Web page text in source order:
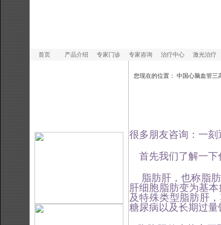
首页 产品介绍 专家门诊 专家咨询 治疗中心 激光治疗
您现在的位置： 中国心脑血管三
很多朋友咨询：一
首先我们了解一下
脂肪肝，也称脂肪
肝细胞脂肪变为基
及特殊类型脂肪肝
糖尿病以及长期过